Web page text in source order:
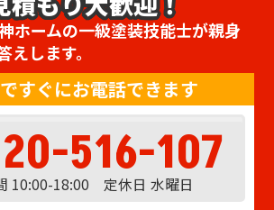
ホームの一級塗装技能士が親身
えします。
すぐにお電話できます
516-107
10:00-18:00 定休日 水曜日